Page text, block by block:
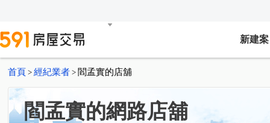
新建案
首頁 > 經紀業者 > 閻孟實的店舖
閻孟實的網路店舖